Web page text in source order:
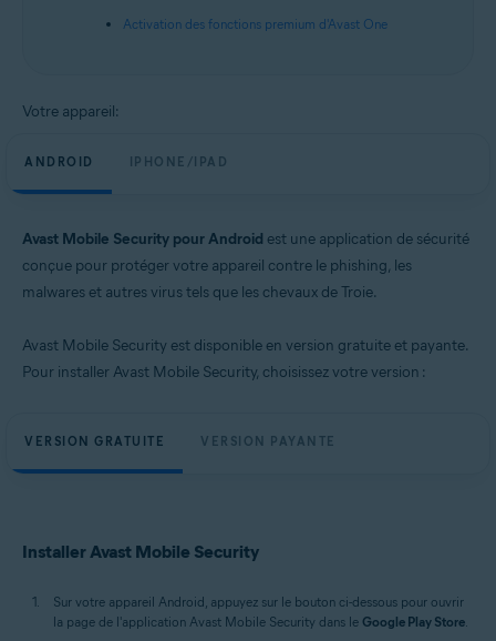
Activation des fonctions premium d'Avast One
Votre appareil:
ANDROID IPHONE/IPAD
Avast Mobile Security pour Android est une application de sécurité
conçue pour protéger votre appareil contre le phishing, les
malwares et autres virus tels que les chevaux de Troie.
Avast Mobile Security est disponible en version gratuite et payante.
Pour installer Avast Mobile Security, choisissez votre version :
VERSION GRATUITE VERSION PAYANTE
Installer Avast Mobile Security
Sur votre appareil Android, appuyez sur le bouton ci-dessous pour ouvrir
la page de l'application Avast Mobile Security dans le Google Play Store.